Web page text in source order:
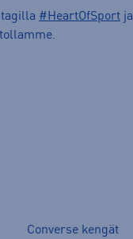
#HeartOfSport ja
Converse kengät